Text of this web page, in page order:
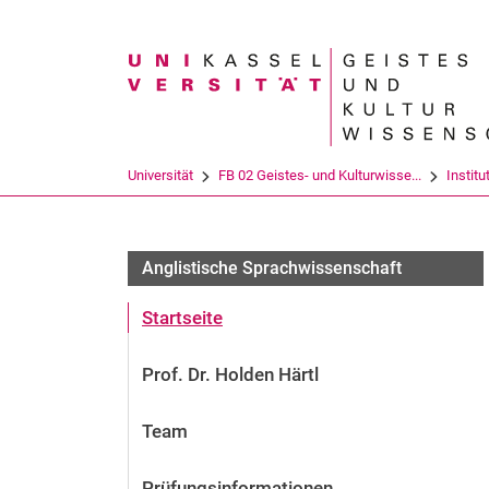
Suchbegriff
Universität FB 02 Geistes- und Kulturwisse...
Anglistische Sprachwissenschaft
Startseite
Prof. Dr. Holden Härtl
Team